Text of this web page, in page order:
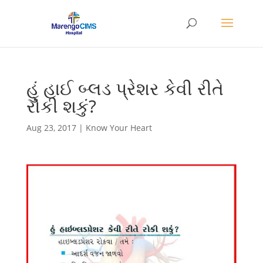
હું હાઈ બ્લડ પ્રેશર કેવી રીતે
રોકી શકું?
Aug 23, 2017| Know Your Heart